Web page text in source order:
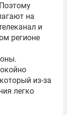
на
и
регионе
из-за
легко